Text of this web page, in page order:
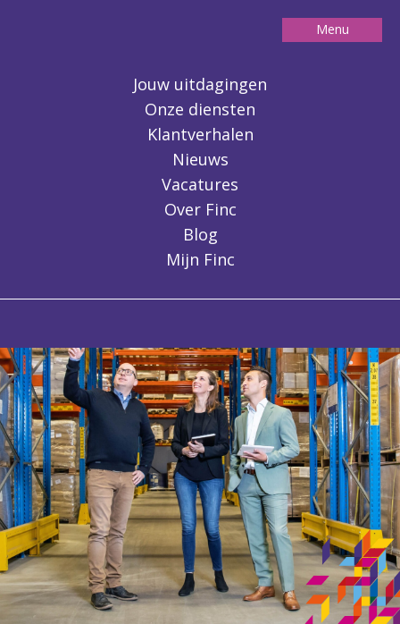
Menu
Jouw uitdagingen
Onze diensten
Klantverhalen
Nieuws
Vacatures
Over Finc
Blog
Mijn Finc